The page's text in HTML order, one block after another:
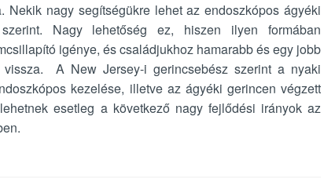
Nekik nagy segítségükre lehet az endoszkópos ágyéki
Nagy lehetőség ez, hiszen ilyen formában
igénye, és családjukhoz hamarabb és egy jobb
vissza. A New Jersey-i gerincsebész szerint a nyaki
kezelése, illetve az ágyéki gerincen végzett
esetleg a következő nagy fejlődési irányok az